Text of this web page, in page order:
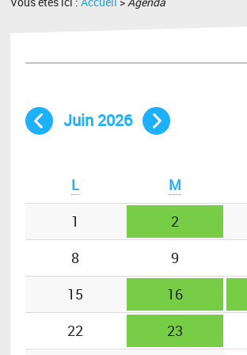
Mois précédent
Juin 2026
Mois suivant
L M
1
2
8
9
15
16
22
23